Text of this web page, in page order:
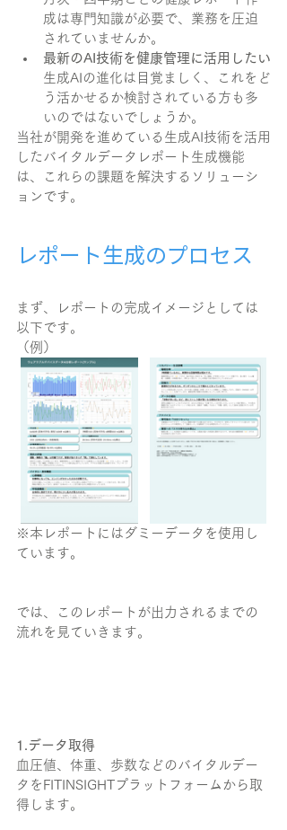
成は専門知識が必要で、業務を圧迫
されていませんか。
最新のAI技術を健康管理に活用したい
生成AIの進化は目覚ましく、これをど
う活かせるか検討されている方も多
いのではないでしょうか。
当社が開発を進めている生成AI技術を活用
したバイタルデータレポート生成機能
は、これらの課題を解決するソリューシ
ョンです。
レポート生成のプロセス
まず、レポートの完成イメージとしては
以下です。
（例）
※本レポートにはダミーデータを使用し
ています。
では、このレポートが出力されるまでの
流れを見ていきます。
1.データ取得
血圧値、体重、歩数などのバイタルデー
タをFITINSIGHTプラットフォームから取
得します。